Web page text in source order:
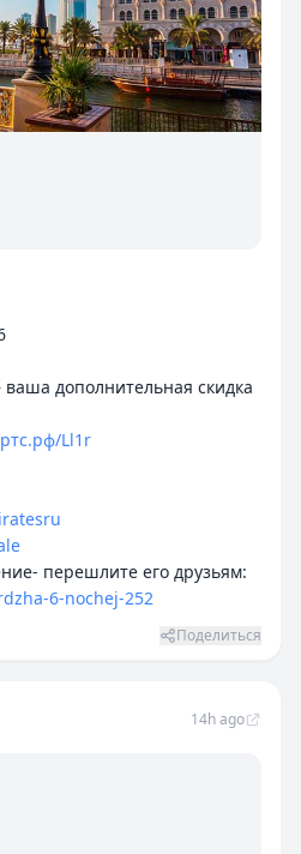
дополнительная скидка
Ll1r
перешлите его друзьям:
6-nochej-252
Поделиться
14h ago